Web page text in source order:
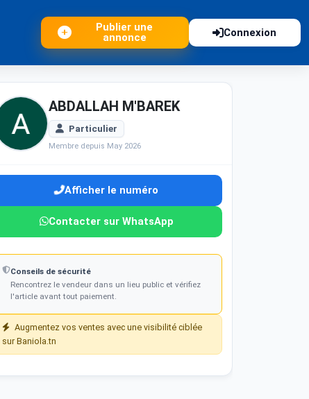
Publier une
annonce
Connexion
ABDALLAH M'BAREK
Particulier
Membre depuis May 2026
Afficher le numéro
Contacter sur WhatsApp
Conseils de sécurité
Rencontrez le vendeur dans un lieu public et vérifiez
l'article avant tout paiement.
Augmentez vos ventes avec une visibilité ciblée
sur Baniola.tn